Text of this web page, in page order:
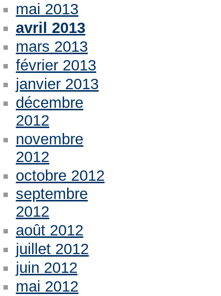
mai 2013
avril 2013
mars 2013
février 2013
janvier 2013
décembre
2012
novembre
2012
octobre 2012
septembre
2012
août 2012
juillet 2012
juin 2012
mai 2012